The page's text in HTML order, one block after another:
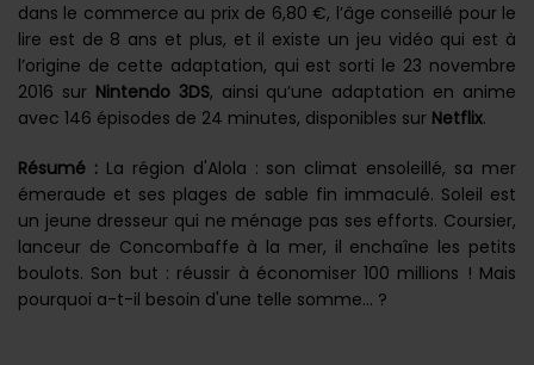
dans le commerce au prix de 6,80 €, l’âge conseillé pour le
lire est de 8 ans et plus, et il existe un jeu vidéo qui est à
l’origine de cette adaptation, qui est sorti le 23 novembre
2016 sur Nintendo 3DS, ainsi qu’une adaptation en anime
avec 146 épisodes de 24 minutes, disponibles sur Netflix.
Résumé : La région d'Alola : son climat ensoleillé, sa mer
émeraude et ses plages de sable fin immaculé. Soleil est
un jeune dresseur qui ne ménage pas ses efforts. Coursier,
lanceur de Concombaffe à la mer, il enchaîne les petits
boulots. Son but : réussir à économiser 100 millions ! Mais
pourquoi a-t-il besoin d'une telle somme... ?